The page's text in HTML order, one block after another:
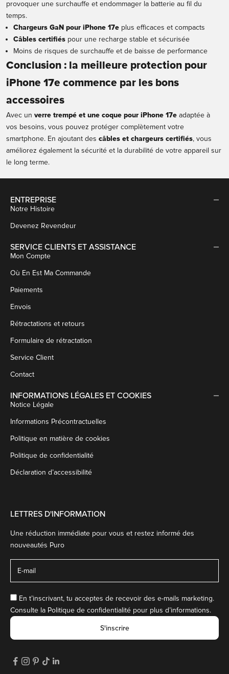
provoquer une surchauffe et endommager la batterie au fil du
temps.
Chargeurs GaN pour iPhone 17e plus efficaces et compacts
Câbles certifiés pour une recharge stable et sécurisée
Moins de risques de surchauffe et de baisse de performance
Conclusion : la meilleure protection pour
iPhone 17e commence par les bons
accessoires
Avec un verre trempé et une coque pour iPhone 17e adaptée à
vos besoins, vous pouvez protéger complètement votre
smartphone. En ajoutant des câbles et chargeurs certifiés, vous
améliorez également la sécurité et la durabilité de votre appareil sur
le long terme.
ENTREPRISE
Notre Histoire
Devenez Revendeur
SERVICE CLIENTS ET ASSISTANCE
Mon Compte
Où En Est Ma Commande
Paiements
Envois
Rétractations et retours
Formulaire de rétractation
Service Client
Contact
INFORMATIONS LÉGALES ET COOKIES
Notice Légale
Informations Précontractuelles
Politique en matière de cookies
Politique de confidentialité
Déclaration d’accessibilité
LETTRES D'INFORMATION
Une réduction immédiate pour vous et restez informé des
nouveautés Puro
En t’inscrivant, tu acceptes de recevoir des e-mails marketing.
Consulte la Politique de confidentialité pour plus d’informations.
S'inscrire